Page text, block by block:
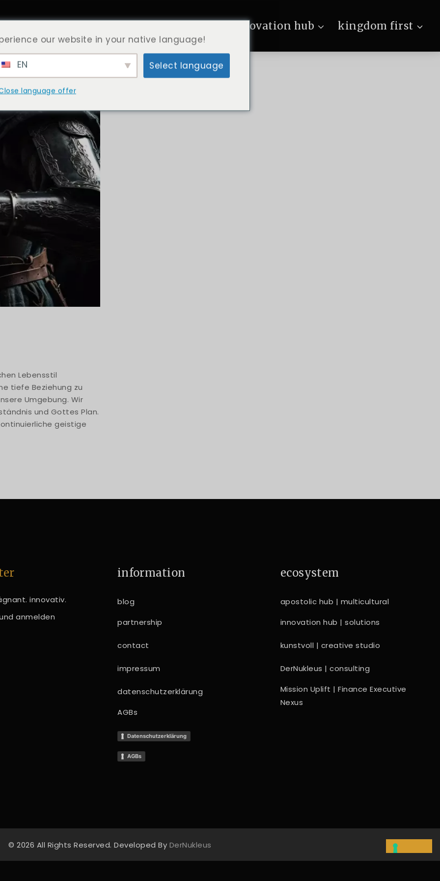
innovation hub kingdom first
Lebensstil
tiefe Beziehung zu
Umgebung. Wir
und Gottes Plan.
geistige
innovativ.
anmelden
information
blog
partnership
contact
impressum
datenschutzerklärung
AGBs
Datenschutzerklärung
AGBs
ecosystem
apostolic hub | multicultural
innovation hub | solutions
kunstvoll | creative studio
DerNukleus | consulting
Mission Uplift | Finance Executive
Nexus
© 2026 All Rights Reserved. Developed By DerNukleus
our website in your native language!
EN Select language
language offer